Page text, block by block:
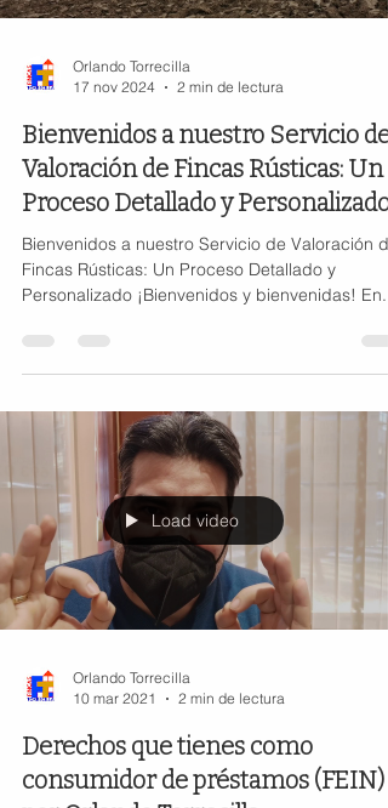
Orlando Torrecilla
17 nov 2024
2 min de lectura
Bienvenidos a nuestro Servicio de
Valoración de Fincas Rústicas: Un
Proceso Detallado y Personalizado.
Bienvenidos a nuestro Servicio de Valoración de
Fincas Rústicas: Un Proceso Detallado y
Personalizado ¡Bienvenidos y bienvenidas! En...
Load video
Orlando Torrecilla
10 mar 2021
2 min de lectura
Derechos que tienes como
consumidor de préstamos (FEIN)